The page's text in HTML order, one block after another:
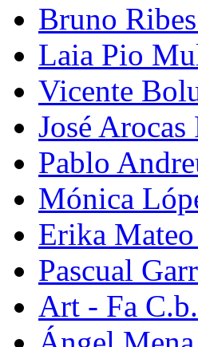
Bruno
Laia Pio
Vicente
José Arocas
Pablo
Mónica
Erika
Pascual
Art - Fa C.b.